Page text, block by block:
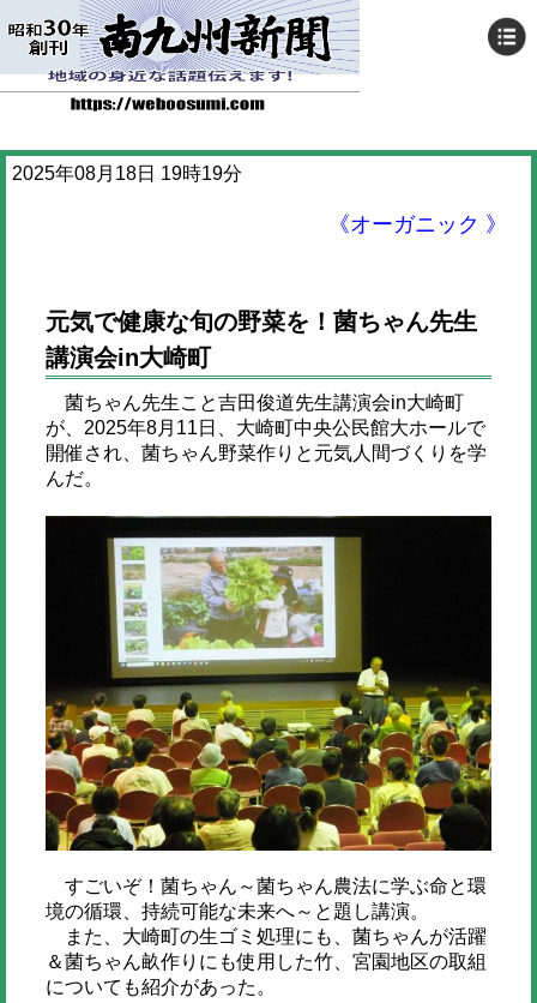
2025年08月18日 19時19分
《オーガニック 》
元気で健康な旬の野菜を！菌ちゃん先生
講演会in大崎町
菌ちゃん先生こと吉田俊道先生講演会in大崎町
が、2025年8月11日、大崎町中央公民館大ホールで
開催され、菌ちゃん野菜作りと元気人間づくりを学
んだ。
すごいぞ！菌ちゃん～菌ちゃん農法に学ぶ命と環
境の循環、持続可能な未来へ～と題し講演。
また、大崎町の生ゴミ処理にも、菌ちゃんが活躍
＆菌ちゃん畝作りにも使用した竹、宮園地区の取組
についても紹介があった。